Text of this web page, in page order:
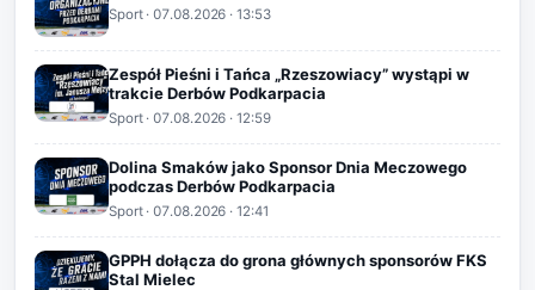
Sport·07.08.2026 · 13:53
Zespół Pieśni i Tańca „Rzeszowiacy” wystąpi w
trakcie Derbów Podkarpacia
Sport·07.08.2026 · 12:59
Dolina Smaków jako Sponsor Dnia Meczowego
podczas Derbów Podkarpacia
Sport·07.08.2026 · 12:41
GPPH dołącza do grona głównych sponsorów FKS
Stal Mielec